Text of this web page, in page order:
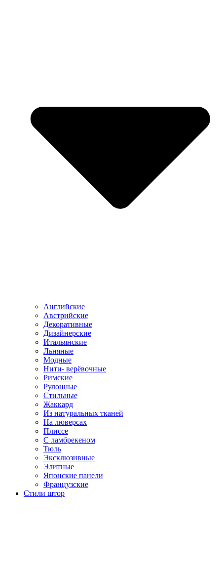
Английские
Австрийские
Декоративные
Дизайнерские
Итальянские
Льняные
Модные
Нити- верёвочные
Римские
Рулонные
Стильные
Жаккард
Из натуральных тканей
На люверсах
Плиссе
С ламбрекеном
Тюль
Эксклюзивные
Элитные
Японские панели
Французские
Стили штор